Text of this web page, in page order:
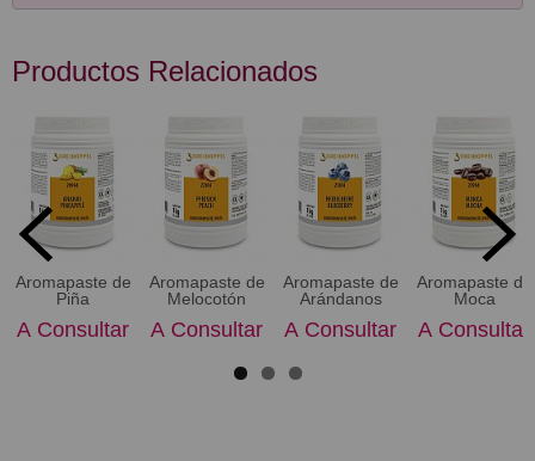
Productos Relacionados
Aromapaste de
Piña
A Consultar
Aromapaste de
Melocotón
A Consultar
Aromapaste de
Arándanos
A Consultar
Aromapaste de
Moca
A Consultar